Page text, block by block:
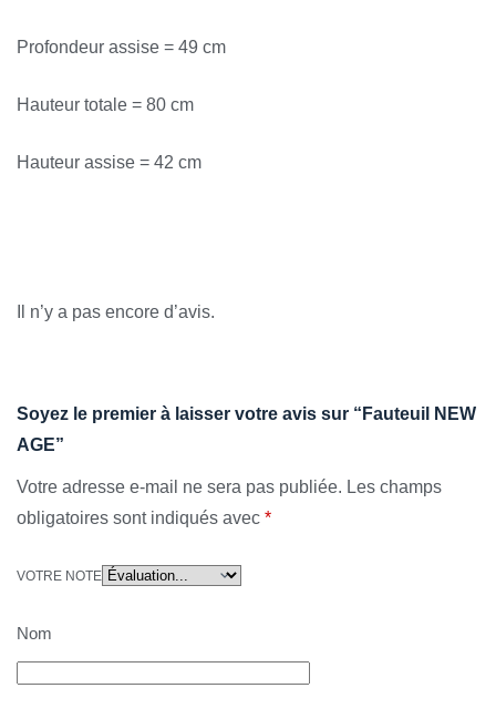
Profondeur assise = 49 cm
Hauteur totale = 80 cm
Hauteur assise = 42 cm
Il n’y a pas encore d’avis.
Soyez le premier à laisser votre avis sur “Fauteuil NEW
AGE”
Votre adresse e-mail ne sera pas publiée. Les champs
obligatoires sont indiqués avec *
VOTRE NOTE
Nom